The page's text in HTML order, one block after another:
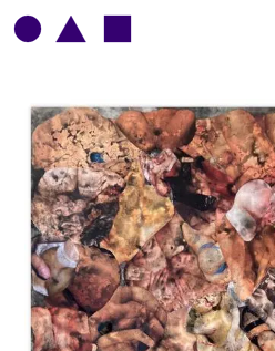
HENRI
CATALOGUE